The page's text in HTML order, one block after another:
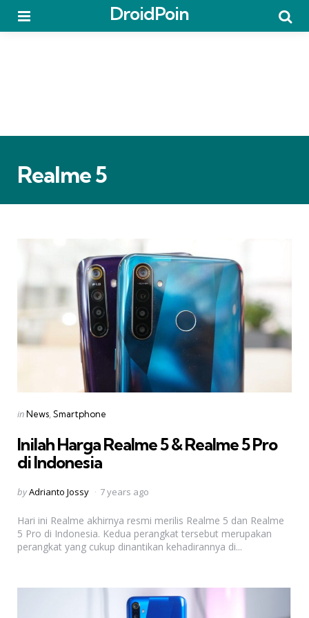
DroidPoin
Realme 5
Categories
Posted
inNews Smartphone
Inilah Harga Realme 5 & Realme 5 Pro
di Indonesia
Posted
byAdrianto Jossy 7 years ago
Hari ini Realme akhirnya resmi merilis Realme 5 dan Realme
5 Pro di Indonesia. Kedua perangkat tersebut merupakan
perangkat yang cukup dinantikan kehadirannya di...